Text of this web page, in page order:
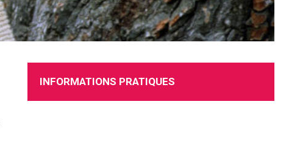
INFORMATIONS PRATIQUES